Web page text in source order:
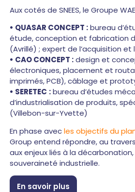
Aux cotés de SNEES, le Groupe
• QUASAR CONCEPT :bureau
étude, conception et fabrication
(Avrillé) ; expert de l’acquisition et
• CAO CONCEPT :design et
électroniques, placement et
imprimés, PCB), câblage et
• SERETEC :bureau d’études
d’industrialisation de produits,
(Villebon-sur-Yvette)
En phase avecles objectifs du
Group entend répondre, au
aux enjeux liés à la
souveraineté industrielle.
En savoir plus